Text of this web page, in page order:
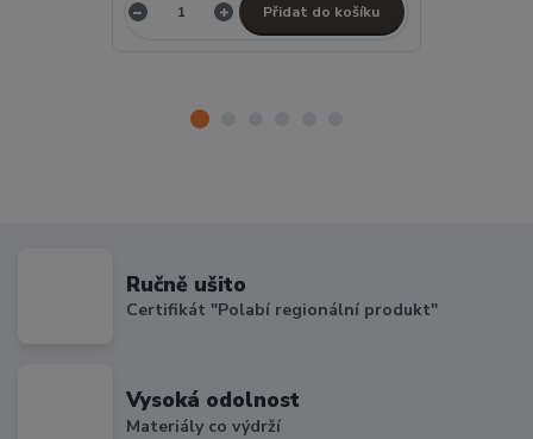
Přidat do košíku
Ručně ušito
Certifikát "Polabí regionální produkt"
Vysoká odolnost
Materiály co výdrží